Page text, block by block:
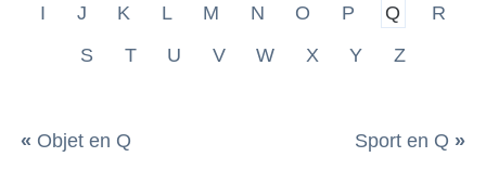
I
J K L M N O P Q
R
S
T U V W X Y Z
« Objet en Q Sport en Q »